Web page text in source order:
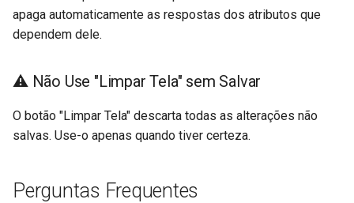
apaga automaticamente as respostas dos atributos que
dependem dele.
⚠️ Não Use "Limpar Tela" sem Salvar
O botão "Limpar Tela" descarta todas as alterações não
salvas. Use-o apenas quando tiver certeza.
Perguntas Frequentes